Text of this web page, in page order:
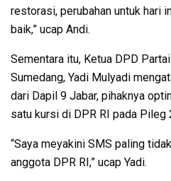
restorasi, perubahan untuk hari
baik,” ucap Andi.
Sementara itu, Ketua DPD
Sumedang, Yadi Mulyadi
dari Dapil 9 Jabar, pihaknya
satu kursi di DPR RI pada Pileg
“Saya meyakini SMS paling
anggota DPR RI,” ucap Yadi.